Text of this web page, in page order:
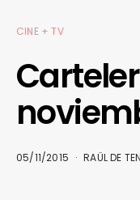
CINE + TV
05/11/2015 RAÜL DE